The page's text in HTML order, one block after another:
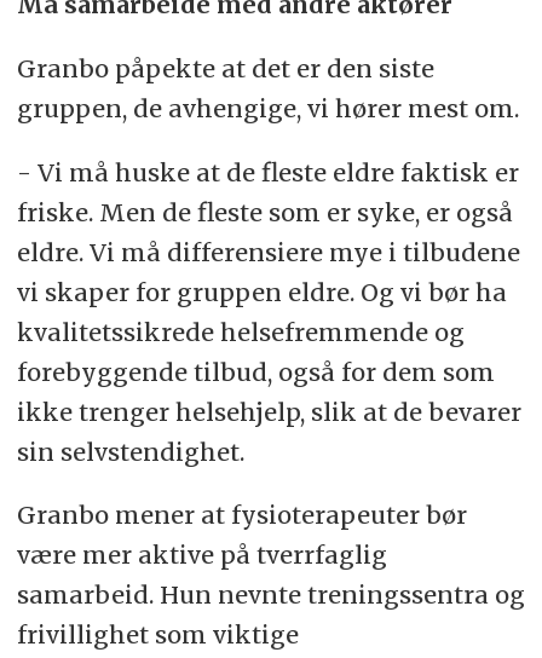
Granbo påpekte at det er den siste
gruppen, de avhengige, vi hører mest om.
- Vi må huske at de fleste eldre faktisk er
friske. Men de fleste som er syke, er også
eldre. Vi må differensiere mye i tilbudene
vi skaper for gruppen eldre. Og vi bør ha
kvalitetssikrede helsefremmende og
forebyggende tilbud, også for dem som
ikke trenger helsehjelp, slik at de bevarer
sin selvstendighet.
Granbo mener at fysioterapeuter bør
være mer aktive på tverrfaglig
samarbeid. Hun nevnte treningssentra og
frivillighet som viktige